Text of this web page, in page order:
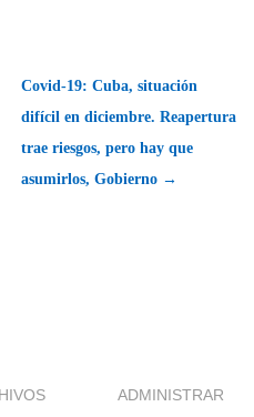
Covid-19: Cuba, situación
difícil en diciembre. Reapertura
trae riesgos, pero hay que
asumirlos, Gobierno →
ADMINISTRAR